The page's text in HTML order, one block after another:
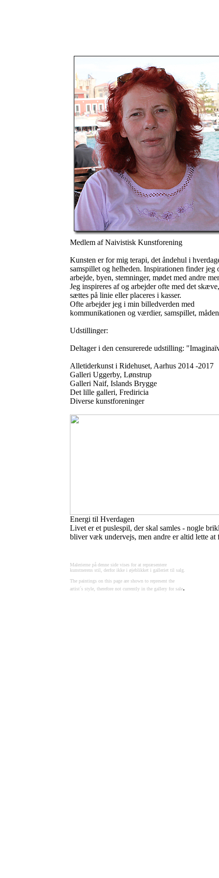
Medlem af Naivistisk Kunstforening
Kunsten er for mig terapi, det åndehul i
samspillet og helheden. Inspirationen finder
arbejde, byen, stemninger, mødet med andre
Jeg inspireres af og arbejder ofte med det
sættes på linie eller placeres i kasser.
Ofte arbejder jeg i min billedverden med
kommunikationen og værdier, samspillet,
Udstillinger:
Deltager i den censurerede udstilling:
Alletiderkunst i Ridehuset, Aarhus 2014 -2017
Galleri Uggerby, Lønstrup
Galleri Naif, Islands Brygge
Det lille galleri, Frediricia
Diverse kunstforeninger
Energi til Hverdagen
Livet er et puslespil, der skal samles - nogle
bliver væk undervejs, men andre er altid lette at
Malerierne på denne side vises for at repræsentere
kunstnerens stil, derfor ikke i øjeblikket i galleriet til salg.
The paintings on this page are shown to represent the
artist´s style, therefore not currently in the gallery for sale.